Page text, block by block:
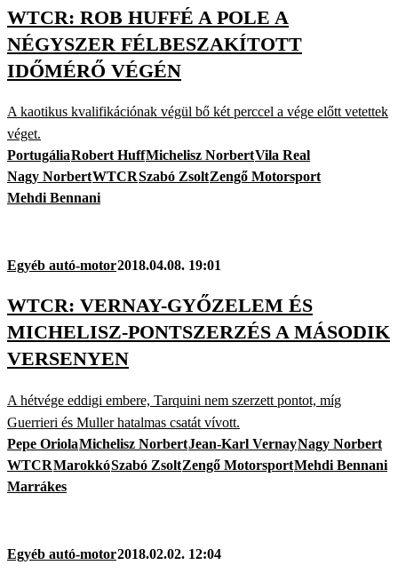
WTCR: ROB HUFFÉ A POLE A
NÉGYSZER FÉLBESZAKÍTOTT
IDŐMÉRŐ VÉGÉN
A kaotikus kvalifikációnak végül bő két perccel a vége előtt vetettek
véget.
PortugáliaRobert HuffMichelisz NorbertVila Real
Nagy NorbertWTCRSzabó ZsoltZengő Motorsport
Mehdi Bennani
Egyéb autó-motor2018.04.08. 19:01
WTCR: VERNAY-GYŐZELEM ÉS
MICHELISZ-PONTSZERZÉS A MÁSODIK
VERSENYEN
A hétvége eddigi embere, Tarquini nem szerzett pontot, míg
Guerrieri és Muller hatalmas csatát vívott.
Pepe OriolaMichelisz NorbertJean-Karl VernayNagy Norbert
WTCRMarokkóSzabó ZsoltZengő MotorsportMehdi Bennani
Marrákes
Egyéb autó-motor2018.02.02. 12:04